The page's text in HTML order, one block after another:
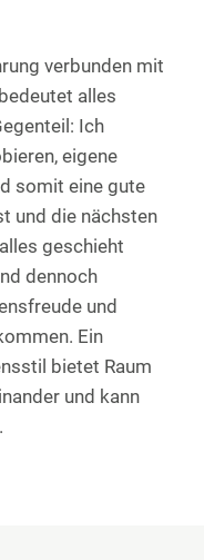
verbunden mit
alles
Ich
eigene
somit eine gute
und die nächsten
geschieht
dennoch
und
Ein
bietet Raum
und kann